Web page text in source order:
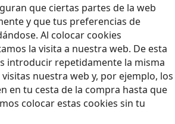
que ciertas partes de la web
y que tus preferencias de
Al colocar cookies
la visita a nuestra web. De esta
introducir repetidamente la misma
nuestra web y, por ejemplo, los
en tu cesta de la compra hasta que
colocar estas cookies sin tu